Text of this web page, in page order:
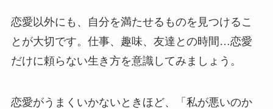
恋愛以外にも、自分を満たせるものを見つけるこ
とが大切です。仕事、趣味、友達との時間…恋愛
だけに頼らない生き方を意識してみましょう。
恋愛がうまくいかないときほど、「私が悪いのか